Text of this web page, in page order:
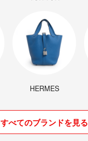
HERMES
すべてのブランドを見る